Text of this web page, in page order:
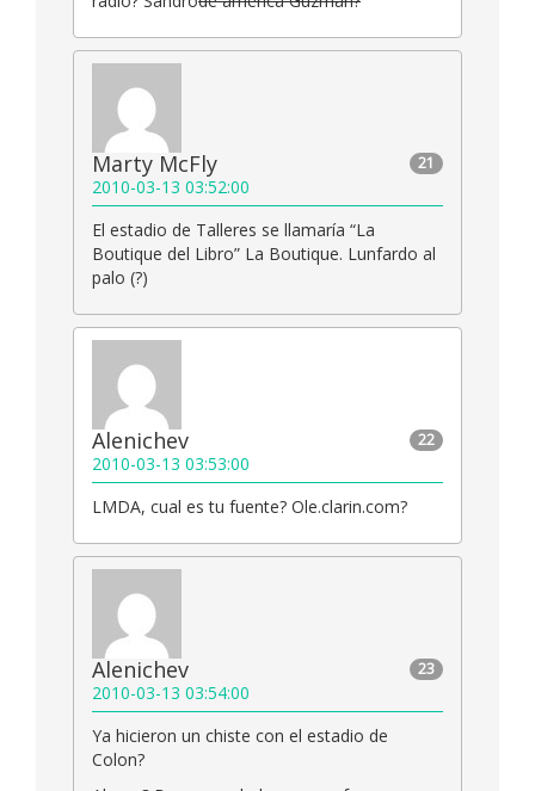
21
Marty McFly
2010-03-13 03:52:00
El estadio de Talleres se llamaría “La
Boutique del Libro” La Boutique. Lunfardo al
palo (?)
22
Alenichev
2010-03-13 03:53:00
LMDA, cual es tu fuente? Ole.clarin.com?
23
Alenichev
2010-03-13 03:54:00
Ya hicieron un chiste con el estadio de
Colon?